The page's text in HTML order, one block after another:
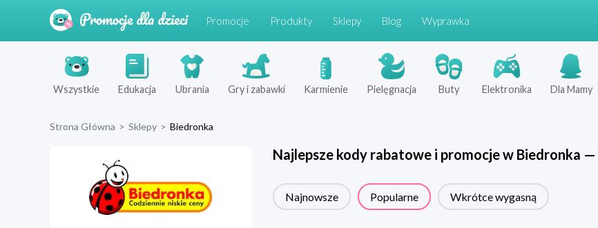
Promocje Produkty Sklepy Blog Wyprawka
Wszystkie Edukacja Ubrania Gry i zabawki Karmienie Pielęgnacja Buty Elektronika Dla Mamy
Strona Główna > Sklepy > Biedronka
Najlepsze kody rabatowe i promocje w Biedronka —
Najnowsze Popularne Wkrótce wygasną